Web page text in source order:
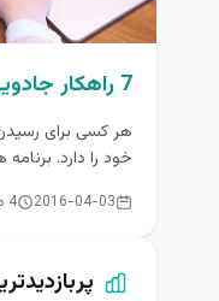
7 راهکار جادویی برای منظم بودن
هر کسی برای
خود را دارد.
2016-04-03 4 دقیقه مطالعه